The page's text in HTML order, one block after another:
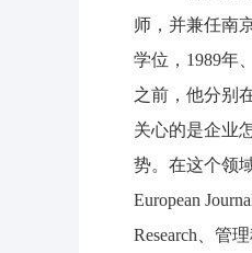
师，并兼任南
学位，1989年
之前，他分别
关心的是企业
势。在这个领域
European
Research、管